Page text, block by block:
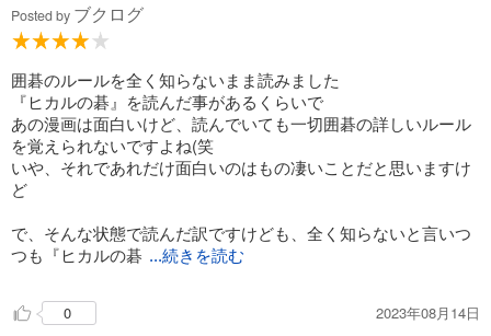
Posted by ブクログ
囲碁のルールを全く知らないまま読みました
『ヒカルの碁』を読んだ事があるくらいで
あの漫画は面白いけど、読んでいても一切囲碁の詳しいルール
を覚えられないですよね(笑
いや、それであれだけ面白いのはもの凄いことだと思いますけ
ど
で、そんな状態で読んだ訳ですけども、全く知らないと言いつ
つも『ヒカルの碁 ...続きを読む
0 2023年08月14日